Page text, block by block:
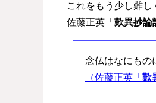
これをもう少し難し
佐藤正英「 歎異抄論
念仏はなにもの
（佐藤正英「 歎